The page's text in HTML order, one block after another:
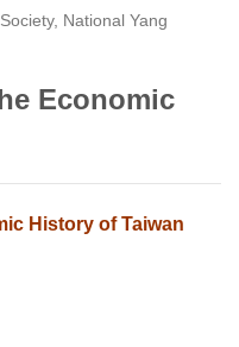
National Yang
Economic
History of Taiwan